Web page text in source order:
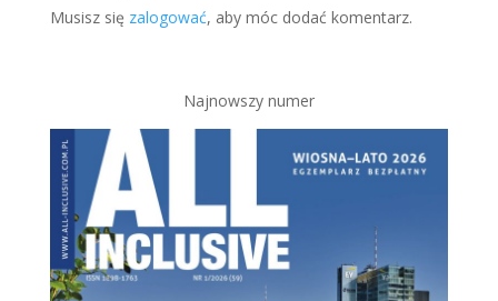
Musisz się zalogować, aby móc dodać komentarz.
Najnowszy numer